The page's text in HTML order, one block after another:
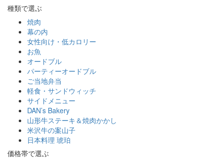
種類で選ぶ
焼肉
幕の内
女性向け・低カロリー
お魚
オードブル
パーティーオードブル
ご当地弁当
軽食・サンドウィッチ
サイドメニュー
DAN’s Bakery
山形牛ステーキ＆焼肉かかし
米沢牛の案山子
日本料理 琥珀
価格帯で選ぶ